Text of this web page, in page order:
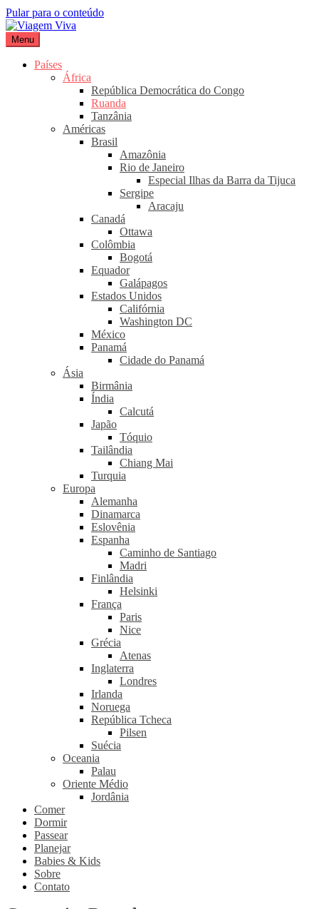
Pular para o conteúdo
Viagem Viva
Seu portal de turismo sustentável
Menu
Países
África
República Democrática do Congo
Ruanda
Tanzânia
Américas
Brasil
Amazônia
Rio de Janeiro
Especial Ilhas da Barra da Tijuca
Sergipe
Aracaju
Canadá
Ottawa
Colômbia
Bogotá
Equador
Galápagos
Estados Unidos
Califórnia
Washington DC
México
Panamá
Cidade do Panamá
Ásia
Birmânia
Índia
Calcutá
Japão
Tóquio
Tailândia
Chiang Mai
Turquia
Europa
Alemanha
Dinamarca
Eslovênia
Espanha
Caminho de Santiago
Madri
Finlândia
Helsinki
França
Paris
Nice
Grécia
Atenas
Inglaterra
Londres
Irlanda
Noruega
República Tcheca
Pilsen
Suécia
Oceania
Palau
Oriente Médio
Jordânia
Comer
Dormir
Passear
Planejar
Babies & Kids
Sobre
Contato